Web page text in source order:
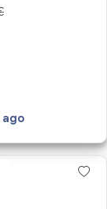
ago